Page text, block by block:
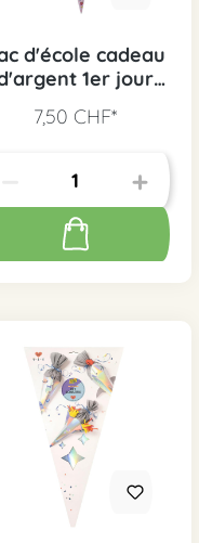
d'école cadeau
1er jour
7,50 CHF*